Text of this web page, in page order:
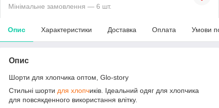
Мінімальне замовлення — 6 шт.
Опис Характеристики Доставка Оплата Умови
Опис
Шорти для хлопчика оптом, Glo-story
Стильні шорти для хлопчиків. Ідеальний одяг для хлопчика
для повсякденного використання влітку.